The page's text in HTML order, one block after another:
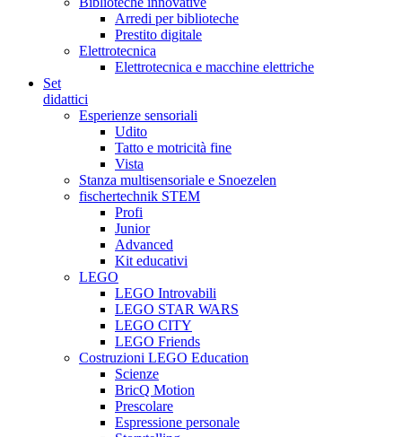
Arredi per biblioteche
Prestito digitale
Elettrotecnica
Elettrotecnica e macchine elettriche
Set
didattici
Esperienze sensoriali
Udito
Tatto e motricità fine
Vista
Stanza multisensoriale e Snoezelen
fischertechnik STEM
Profi
Junior
Advanced
Kit educativi
LEGO
LEGO Introvabili
LEGO STAR WARS
LEGO CITY
LEGO Friends
Costruzioni LEGO Education
Scienze
BricQ Motion
Prescolare
Espressione personale